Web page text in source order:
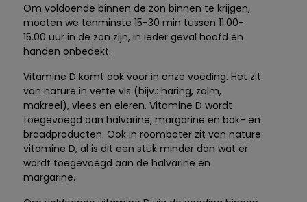
Om voldoende binnen de zon binnen te krijgen,
moeten we tenminste 15-30 min tussen 11.00-
15.00 uur in de zon zijn, in ieder geval hoofd en
handen onbedekt.
Vitamine D komt ook voor in onze voeding. Het zit
van nature in vette vis (bijv.: haring, zalm,
makreel), vlees en eieren. Vitamine D wordt
toegevoegd aan halvarine, margarine en bak- en
braadproducten. Ook in roomboter zit van nature
vitamine D, al is dit een stuk minder dan wat er
wordt toegevoegd aan de halvarine en
margarine.